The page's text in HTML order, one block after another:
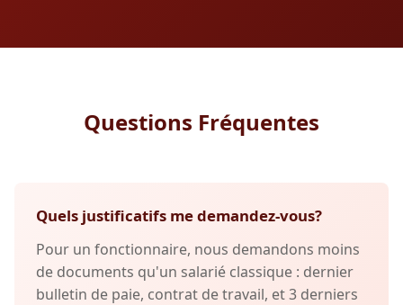
Questions Fréquentes
Quels justificatifs me demandez-vous?
Pour un fonctionnaire, nous demandons moins
de documents qu'un salarié classique : dernier
bulletin de paie, contrat de travail, et 3 derniers